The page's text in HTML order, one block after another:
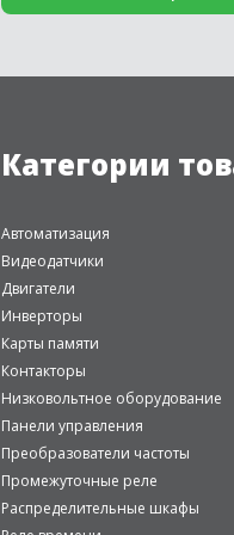
Категории
Автоматизация
Видеодатчики
Двигатели
Инверторы
Карты памяти
Контакторы
Низковольтное оборудование
Панели управления
Преобразователи частоты
Промежуточные реле
Распределительные шкафы